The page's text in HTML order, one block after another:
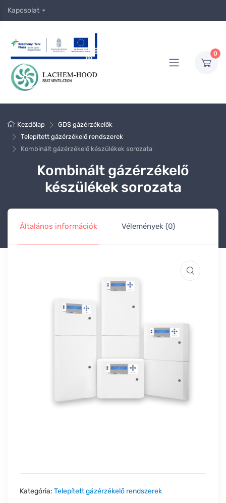
Kapcsolat
0
Kezdőlap
GDS gázérzékelők
Telepített gázérzékelő rendszerek
Kombinált gázérzékelő készülékek sorozata
Kombinált gázérzékelő
készülékek sorozata
Általános információk Vélemények (0)
Kategória: Telepített gázérzékelő rendszerek